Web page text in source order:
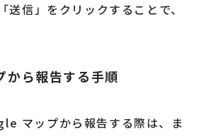
送信」をクリックすることで、
ら報告する手順
マップから報告する際は、ま